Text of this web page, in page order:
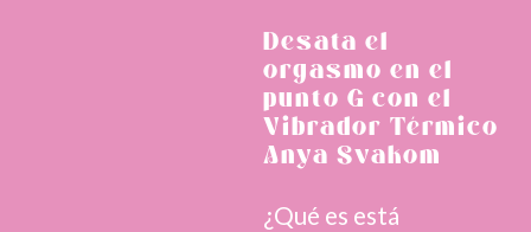
Desata el
orgasmo en el
punto G con el
Vibrador Térmico
Anya Svakom
¿Qué es está